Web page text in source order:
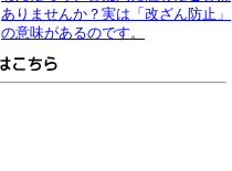
ありませんか？実は「改ざん防止」
の意味があるのです。